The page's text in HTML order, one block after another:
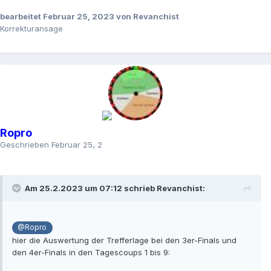
bearbeitet Februar 25, 2023 von Revanchist
Korrekturansage
Ropro
Geschrieben Februar 25, 2023
Am 25.2.2023 um 07:12 schrieb Revanchist:
@Ropro
hier die Auswertung der Trefferlage bei den 3er-Finals und
den 4er-Finals in den Tagescoups 1 bis 9: